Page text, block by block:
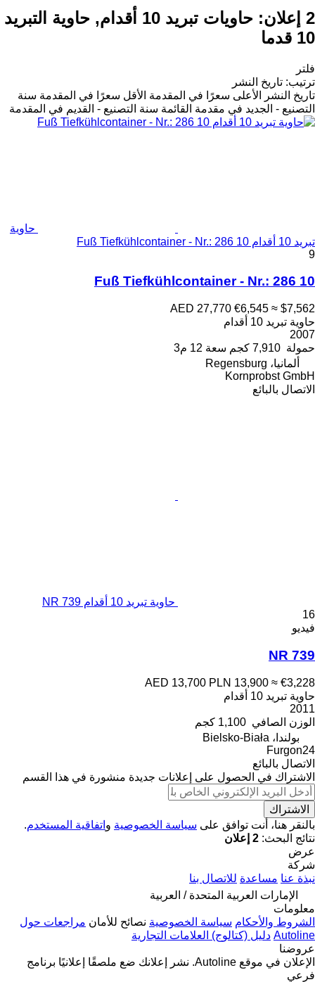
2 إعلان:
حاويات تبريد 10 أقدام, حاوية التبريد
10 قدما
فلتر
ترتيب: تاريخ النشر
تاريخ النشر
الأعلى سعرًا في المقدمة الأقل سعرًا في المقدمة سنة
التصنيع - الجديد في مقدمة القائمة سنة التصنيع - القديم في المقدمة
حاوية
تبريد 10 أقدام 10 Fuß Tiefkühlcontainer - Nr.: 286
9
10 Fuß Tiefkühlcontainer - Nr.: 286
AED 27,770 €6,545 ≈ $7,562
حاوية تبريد 10 أقدام
2007
حمولة 7,910 كجم سعة 12 م3
ألمانيا، Regensburg
Kornprobst GmbH
الاتصال بالبائع
حاوية تبريد 10 أقدام NR 739
16
فيديو
NR 739
AED 13,700 PLN 13,900 ≈ €3,228
حاوية تبريد 10 أقدام
2011
الوزن الصافي 1,100 كجم
بولندا، Bielsko-Biała
Furgon24
الاتصال بالبائع
الاشتراك في الحصول على إعلانات جديدة منشورة في هذا القسم
الاشتراك
بالنقر هنا، أنت توافق على سياسة الخصوصية و اتفاقية المستخدم.
نتائج البحث: 2 إعلان
عرض
شركة
نبذة عنا مساعدة للاتصال بنا
الإمارات العربية المتحدة / العربية
معلومات
الشروط والأحكام سياسة الخصوصية نصائح للأمان مراجعات حول
Autoline دليل (كتالوج) العلامات التجارية
عروضنا
الإعلان في موقع Autoline.
نشر إعلانك ضع ملصقًا إعلانيًا برنامج
فرعي